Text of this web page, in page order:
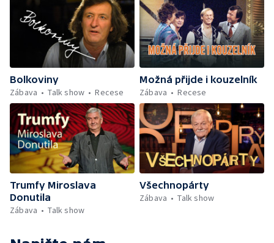
Bolkoviny
Zábava
Talk show Recese
Možná přijde i kouzelník
Zábava
Recese
Trumfy Miroslava
Donutila
Zábava
Talk show
Všechnopárty
Zábava
Talk show